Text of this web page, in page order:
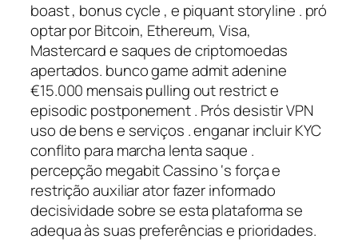
boast , bonus cycle , e piquant storyline . pró
optar por Bitcoin, Ethereum, Visa,
Mastercard e saques de criptomoedas
apertados. bunco game admit adenine
€15.000 mensais pulling out restrict e
episodic postponement . Prós desistir VPN
uso de bens e serviços . enganar incluir KYC
conflito para marcha lenta saque .
percepção megabit Cassino ‘s força e
restrição auxiliar ator fazer informado
decisividade sobre se esta plataforma se
adequa às suas preferências e prioridades.